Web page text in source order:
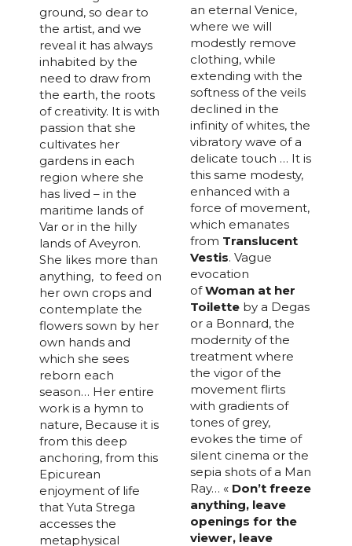
Adresse email*
Nom
Prénom
Statut / Organisation
J'accepte lestermes et conditions
Adresse email*
Nom
ground, so dear to
the artist, and we
reveal it has always
inhabited by the
need to draw from
the earth, the roots
of creativity. It is with
passion that she
cultivates her
gardens in each
region where she
has lived – in the
maritime lands of
Var or in the hilly
lands of Aveyron.
She likes more than
anything, to feed on
her own crops and
contemplate the
flowers sown by her
own hands and
which she sees
reborn each
season… Her entire
work is a hymn to
nature, Because it is
from this deep
anchoring, from this
Epicurean
enjoyment of life
that Yuta Strega
accesses the
metaphysical
an eternal Venice,
where we will
modestly remove
clothing, while
extending with the
softness of the veils
declined in the
infinity of whites, the
vibratory wave of a
delicate touch … It is
this same modesty,
enhanced with a
force of movement,
which emanates
from Translucent
Vestis. Vague
evocation
ofWoman at her
Toiletteby a Degas
or a Bonnard, the
modernity of the
treatment where
the vigor of the
movement flirts
with gradients of
tones of grey,
evokes the time of
silent cinema or the
sepia shots of a Man
Ray… « Don’t freeze
anything, leave
openings for the
viewer, leave